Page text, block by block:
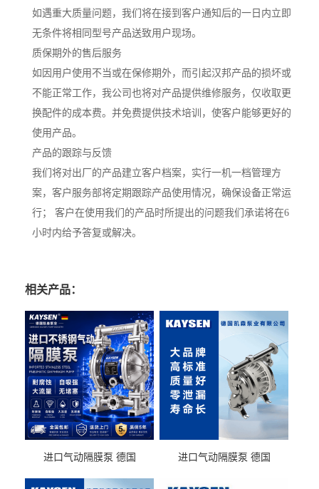
如遇重大质量问题，我们将在接到客户通知后的一日内立即
无条件将相同型号产品送致用户现场。
质保期外的售后服务
如因用户使用不当或在保修期外，而引起汉邦产品的损坏或
不能正常工作，我公司也将对产品提供维修服务，仅收取更
换配件的成本费。并免费提供技术培训，使客户能够更好的
使用产品。
产品的跟踪与反馈
我们将对出厂的产品建立客户档案，实行一机一档管理方
案，客户服务部将定期跟踪产品使用情况，确保设备正常运
行； 客户在使用我们的产品时所提出的问题我们承诺将在6
小时内给予答复或解决。
相关产品：
进口气动隔膜泵 德国
进口气动隔膜泵 德国